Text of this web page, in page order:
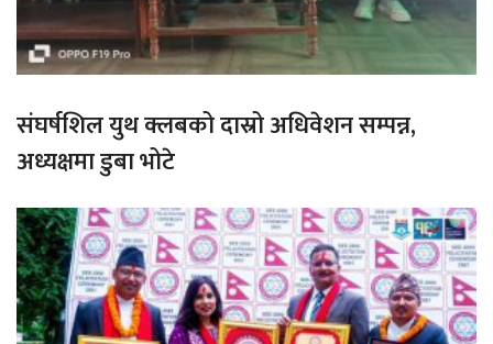
संघर्षशिल युथ क्लबको दास्रो अधिवेशन सम्पन्न,
अध्यक्षमा डुबा भोटे